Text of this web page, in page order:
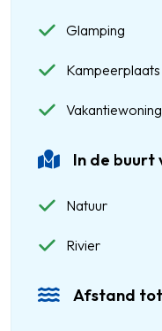
Glamping
Kampeerplaats
Vakantiewoning
In de buurt
Natuur
Rivier
Afstand